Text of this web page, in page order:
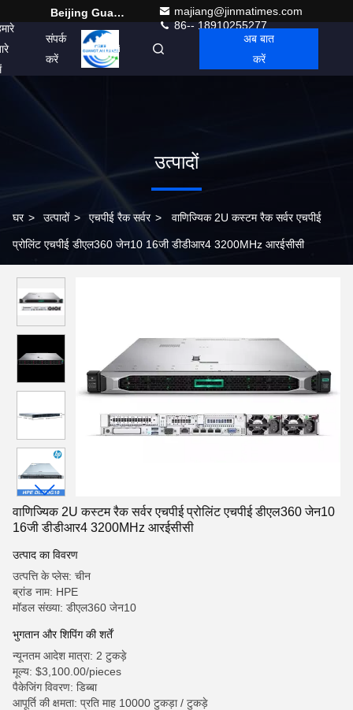
Beijing Guangtian Runze Technology Co., Ltd.
majiang@jinmatimes.com
86-- 18910255277
संपर्क
करें
Hindi
अब बात
करें
उत्पादों
घर > उत्पादों > एचपीई रैक सर्वर > वाणिज्यिक 2U कस्टम रैक सर्वर एचपीई
प्रोलिंट एचपीई डीएल360 जेन10 16जी डीडीआर4 3200MHz आरईसीसी
वाणिज्यिक 2U कस्टम रैक सर्वर एचपीई प्रोलिंट एचपीई डीएल360 जेन10
16जी डीडीआर4 3200MHz आरईसीसी
उत्पाद का विवरण
उत्पत्ति के प्लेस: चीन
ब्रांड नाम: HPE
मॉडल संख्या: डीएल360 जेन10
भुगतान और शिपिंग की शर्तें
न्यूनतम आदेश मात्रा: 2 टुकड़े
मूल्य: $3,100.00/pieces
पैकेजिंग विवरण: डिब्बा
आपूर्ति की क्षमता: प्रति माह 10000 टुकड़ा / टुकड़े